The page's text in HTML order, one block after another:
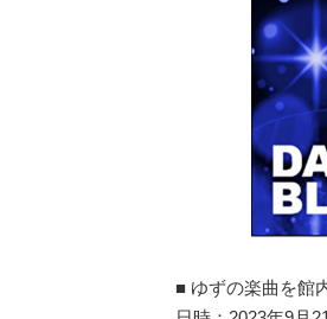
■ ゆずの楽曲を館